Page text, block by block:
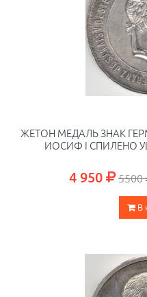
ЖЕТОН МЕДАЛЬ ЗНАК
ИОСИФ I СПИЛЕНО
4 950 5500
В